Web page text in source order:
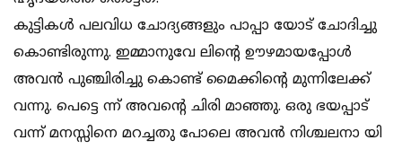
കുട്ടികള്‍ പലവിധ ചോദ്യങ്ങളും പാപ്പാ യോട് ചോദിച്ചു
കൊണ്ടിരുന്നു. ഇമ്മാനുവേ ലിന്റെ ഊഴമായപ്പോള്‍
അവന്‍ പുഞ്ചിരിച്ചു കൊണ്ട് മൈക്കിന്റെ മുന്നിലേക്ക്
വന്നു. പെട്ടെ ന്ന് അവന്റെ ചിരി മാഞ്ഞു. ഒരു ഭയപ്പാട്
വന്ന് മനസ്സിനെ മറച്ചതു പോലെ അവന്‍ നിശ്ചലനാ യി